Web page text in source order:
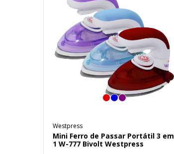
Westpress
Mini Ferro de Passar Portátil 3 em
1 W-777 Bivolt Westpress